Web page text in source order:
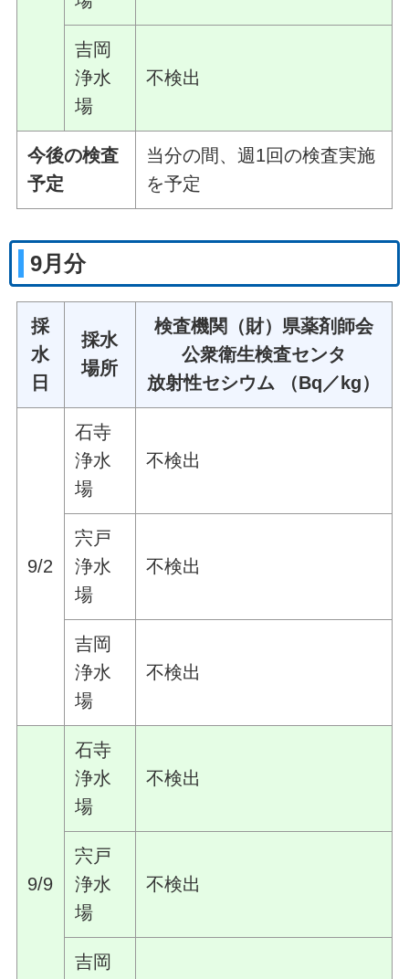
吉岡
浄水
場
不検出
今後の検査
予定
当分の間、週1回の検査実施
を予定
9月分
採
水
日
採水
場所
検査機関（財）県薬剤師会
公衆衛生検査センタ
放射性セシウム （Bq／kg）
9/2
石寺
浄水
場
不検出
宍戸
浄水
場
不検出
吉岡
浄水
場
不検出
9/9
石寺
浄水
場
不検出
宍戸
浄水
場
不検出
吉岡